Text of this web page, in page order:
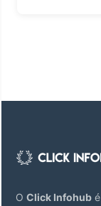
O Click Infohub